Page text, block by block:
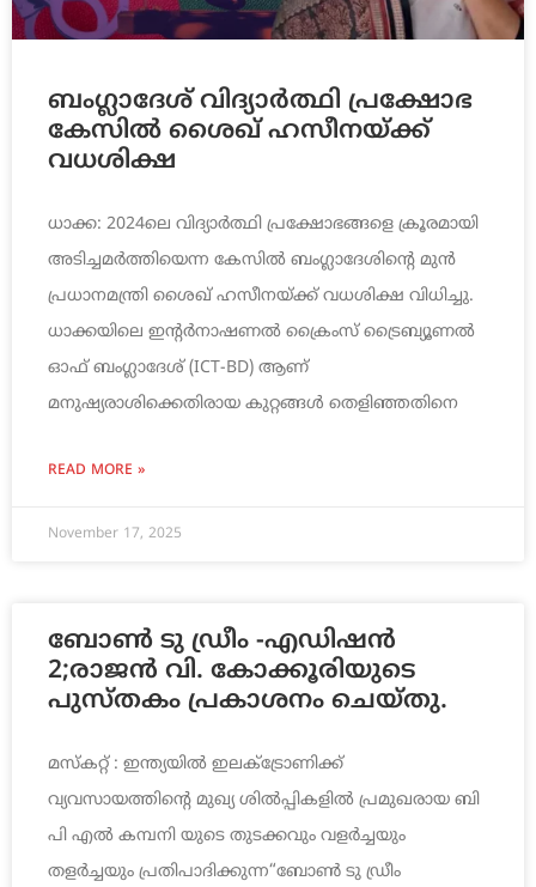
ബംഗ്ലാദേശ് വിദ്യാർത്ഥി പ്രക്ഷോഭ
കേസിൽ ശൈഖ് ഹസീനയ്ക്ക്
വധശിക്ഷ
ധാക്ക: 2024ലെ വിദ്യാർത്ഥി പ്രക്ഷോഭങ്ങളെ ക്രൂരമായി
അടിച്ചമർത്തിയെന്ന കേസിൽ ബംഗ്ലാദേശിന്റെ മുൻ
പ്രധാനമന്ത്രി ശൈഖ് ഹസീനയ്ക്ക് വധശിക്ഷ വിധിച്ചു.
ധാക്കയിലെ ഇന്റർനാഷണൽ ക്രൈംസ് ട്രൈബ്യൂണൽ
ഓഫ് ബംഗ്ലാദേശ് (ICT-BD) ആണ്
മനുഷ്യരാശിക്കെതിരായ കുറ്റങ്ങൾ തെളിഞ്ഞതിനെ
READ MORE »
November 17, 2025
ബോൺ ടു ഡ്രീം -എഡിഷൻ
2;രാജൻ വി. കോക്കൂരിയുടെ
പുസ്തകം പ്രകാശനം ചെയ്തു.
മസ്കറ്റ് : ഇന്ത്യയിൽ ഇലക്ട്രോണിക്ക്
വ്യവസായത്തിന്റെ മുഖ്യ ശിൽപ്പികളിൽ പ്രമുഖരായ ബി
പി എൽ കമ്പനി യുടെ തുടക്കവും വളർച്ചയും
തളർച്ചയും പ്രതിപാദിക്കുന്ന“ബോൺ ടു ഡ്രീം